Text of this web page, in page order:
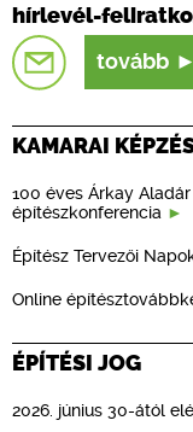
hírlevél-
tovább
KAMARAI
100 éves Árkay
építészkonferencia
Építész Tervezői
Online
ÉPÍTÉSI JOG
2026. június 30-ától